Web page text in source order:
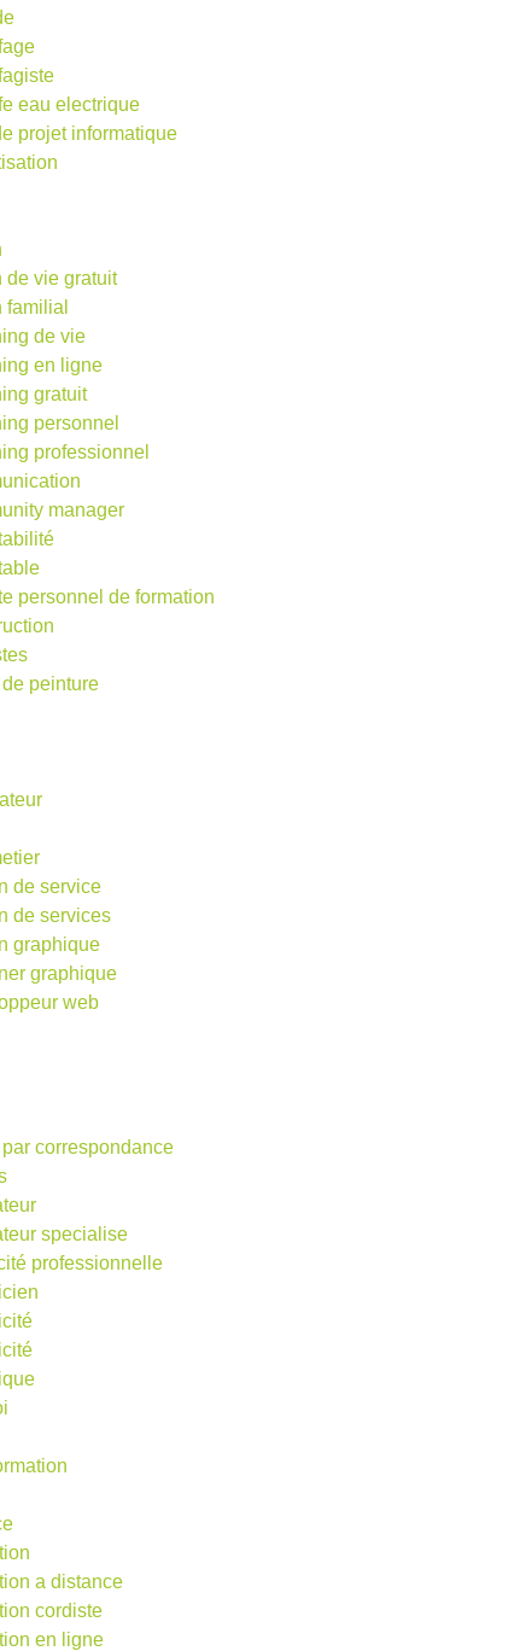
eau electrique
projet informatique
de vie gratuit
familial
de vie
en ligne
gratuit
personnel
professionnel
manager
personnel de formation
peinture
de service
de services
graphique
graphique
web
correspondance
specialise
professionnelle
a distance
cordiste
en ligne